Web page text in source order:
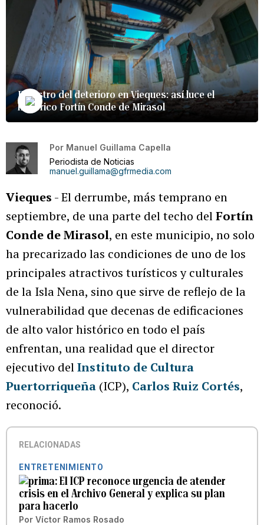
El rostro del deterioro en Vieques: así luce el
histórico Fortín Conde de Mirasol
Por Manuel Guillama Capella
Periodista de Noticias
manuel.guillama@gfrmedia.com
Vieques - El derrumbe, más temprano en
septiembre, de una parte del techo delFortín
Conde de Mirasol, en este municipio, no solo
ha precarizado las condiciones de uno de los
principales atractivos turísticos y culturales
de la Isla Nena, sino que sirve de reflejo de la
vulnerabilidad que decenas de edificaciones
de alto valor histórico en todo el país
enfrentan, una realidad que el director
ejecutivo delInstituto de Cultura
Puertorriqueña (ICP), Carlos Ruiz Cortés,
reconoció.
RELACIONADAS
ENTRETENIMIENTO
El ICP reconoce urgencia de atender
crisis en el Archivo General y explica su plan
para hacerlo
Por Víctor Ramos Rosado